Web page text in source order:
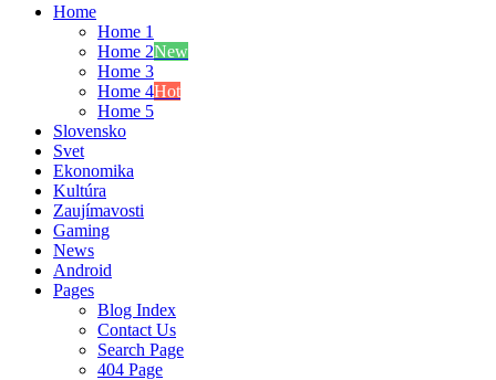
Home
Home 1
Home 2New
Home 3
Home 4Hot
Home 5
Slovensko
Svet
Ekonomika
Kultúra
Zaujímavosti
Gaming
News
Android
Pages
Blog Index
Contact Us
Search Page
404 Page